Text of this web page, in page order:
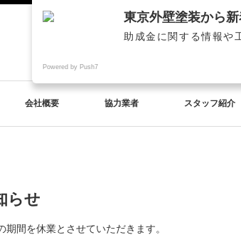
会社概要 協力業者 スタッフ紹介
らせ
間を休業とさせていただきます。
東京外壁塗装から
助成金に関する情報や
Powered by Push7